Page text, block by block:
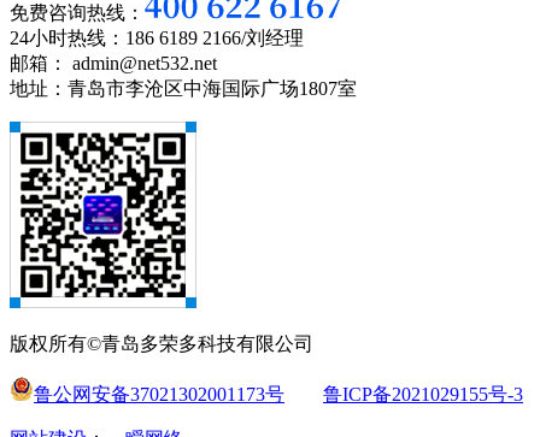
免费咨询热线：
24小时热线：186 6189 2166/刘经理
邮箱： admin@net532.net
地址：青岛市李沧区中海国际广场1807室
版权所有©青岛多荣多科技有限公司
鲁公网安备37021302001173号 鲁ICP备2021029155号-3